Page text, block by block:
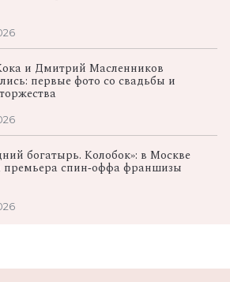
и Дмитрий Масленников
первые фото со свадьбы и
богатырь. Колобок»: в Москве
спин‑оффа франшизы